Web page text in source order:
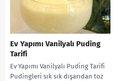
Ev Yapımı Vanilyalı Puding
Tarifi
Ev Yapımı Vanilyalı Puding Tarifi
Pudingleri sık sık dışarıdan toz